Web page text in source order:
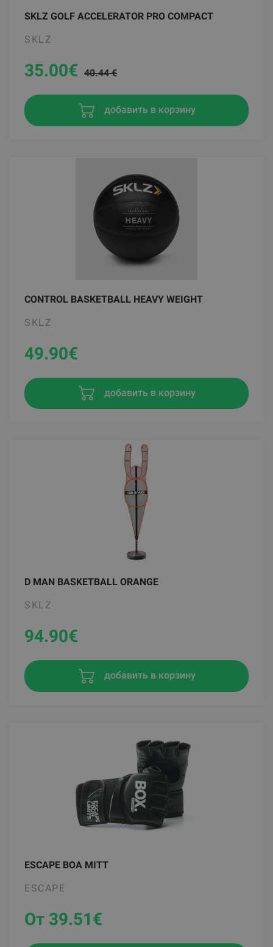
SKLZ GOLF ACCELERATOR PRO COMPACT
SKLZ
35.00€ 40.44 €
добавить в корзину
CONTROL BASKETBALL HEAVY WEIGHT
SKLZ
49.90€
добавить в корзину
D MAN BASKETBALL ORANGE
SKLZ
94.90€
добавить в корзину
ESCAPE BOA MITT
ESCAPE
От 39.51€